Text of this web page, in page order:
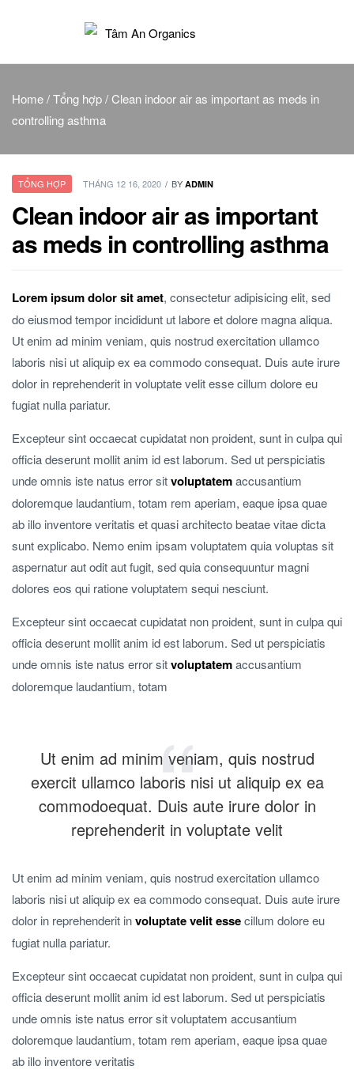
Tâm
An
Organics
Home/Tổng hợp/ Clean indoor air as important as meds in
controlling asthma
TỔNG HỢP THÁNG 12 16, 2020 BY ADMIN
Clean indoor air as important
as meds in controlling asthma
Lorem ipsum dolor sit amet, consectetur adipisicing elit, sed
do eiusmod tempor incididunt ut labore et dolore magna aliqua.
Ut enim ad minim veniam, quis nostrud exercitation ullamco
laboris nisi ut aliquip ex ea commodo consequat. Duis aute irure
dolor in reprehenderit in voluptate velit esse cillum dolore eu
fugiat nulla pariatur.
Excepteur sint occaecat cupidatat non proident, sunt in culpa qui
officia deserunt mollit anim id est laborum. Sed ut perspiciatis
unde omnis iste natus error sitvoluptatemaccusantium
doloremque laudantium, totam rem aperiam, eaque ipsa quae
ab illo inventore veritatis et quasi architecto beatae vitae dicta
sunt explicabo. Nemo enim ipsam voluptatem quia voluptas sit
aspernatur aut odit aut fugit, sed quia consequuntur magni
dolores eos qui ratione voluptatem sequi nesciunt.
Excepteur sint occaecat cupidatat non proident, sunt in culpa qui
officia deserunt mollit anim id est laborum. Sed ut perspiciatis
unde omnis iste natus error sitvoluptatemaccusantium
doloremque laudantium, totam
Ut enim ad minim veniam, quis nostrud
exercit ullamco laboris nisi ut aliquip ex ea
commodoequat. Duis aute irure dolor in
reprehenderit in voluptate velit
Ut enim ad minim veniam, quis nostrud exercitation ullamco
laboris nisi ut aliquip ex ea commodo consequat. Duis aute irure
dolor in reprehenderit involuptate velit essecillum dolore eu
fugiat nulla pariatur.
Excepteur sint occaecat cupidatat non proident, sunt in culpa qui
officia deserunt mollit anim id est laborum. Sed ut perspiciatis
unde omnis iste natus error sit voluptatem accusantium
doloremque laudantium, totam rem aperiam, eaque ipsa quae
ab illo inventore veritatis